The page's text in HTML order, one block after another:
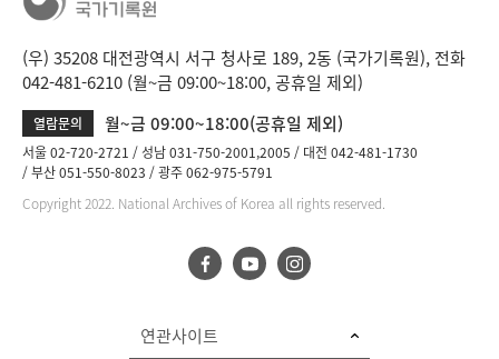
(우) 35208 대전광역시 서구 청사로 189, 2동 (국가기록원), 전화
042-481-6210 (월~금 09:00~18:00, 공휴일 제외)
열람문의 월~금 09:00~18:00(공휴일 제외)
서울 02-720-2721 성남 031-750-2001,2005
대전 042-481-1730
부산 051-550-8023
광주 062-975-5791
Copyright 2022. National Archives of Korea all rights reserved.
연관사이트